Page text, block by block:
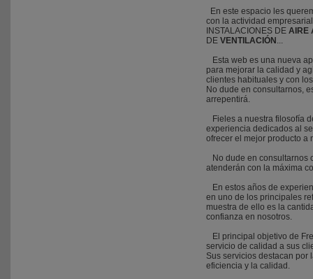
En este espacio les
con la actividad
INSTALACIONES DE AIRE
DE VENTILACIÓN
Esta web es una nueva
para mejorar la calidad y
clientes habituales y con
No dude en consultarnos,
arrepentirá.
Fieles a nuestra filosofía
experiencia dedicados al
ofrecer el mejor producto a
No dude en consultarnos
atenderán con la máxima
En estos años de
en uno de los principales
muestra de ello es la
confianza en nosotros.
El principal objetivo de
servicio de calidad a sus
Sus servicios destacan por
eficiencia y la calidad.